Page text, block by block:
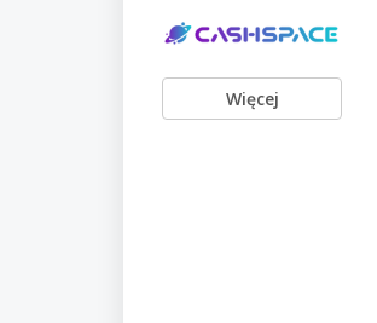
Więcej